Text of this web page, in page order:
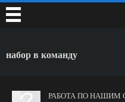
набор в команду
РАБОТА ПО НАШИМ